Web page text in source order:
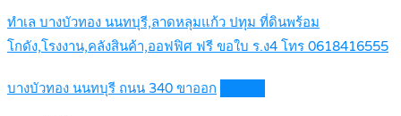
ทำเล บางบัวทอง นนทบุรี,ลาดหลุมแก้ว ปทุม ที่ดินพร้อม
โกดัง,โรงงาน,คลังสินค้า,ออฟฟิศ ฟรี ขอใบ ร.ง4 โทร 0618416555
บางบัวทอง นนทบุรี ถนน 340 ขาออก